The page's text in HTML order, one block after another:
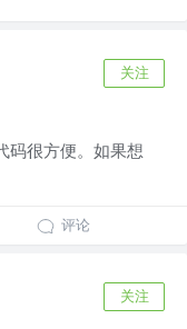
关注
码很方便。如果想
评论
关注